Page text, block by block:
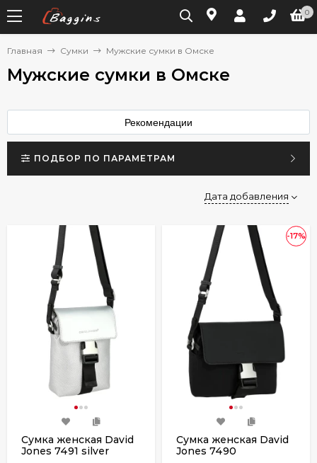
0
Главная Сумки Мужские сумки в Омске
Мужские сумки в Омске
Рекомендации
ПОДБОР ПО ПАРАМЕТРАМ
Дата добавления
Сумка женская David
Jones 7491 silver
-17%
Сумка женская David
Jones 7490